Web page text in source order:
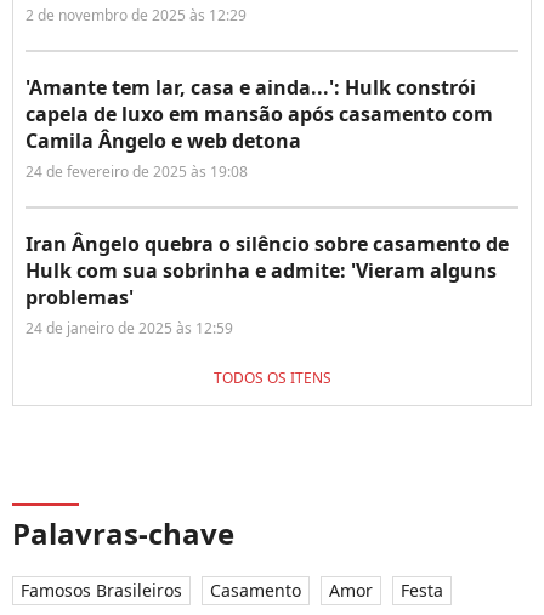
2 de novembro de 2025 às 12:29
'Amante tem lar, casa e ainda...': Hulk constrói
capela de luxo em mansão após casamento com
Camila Ângelo e web detona
24 de fevereiro de 2025 às 19:08
Iran Ângelo quebra o silêncio sobre casamento de
Hulk com sua sobrinha e admite: 'Vieram alguns
problemas'
24 de janeiro de 2025 às 12:59
TODOS OS ITENS
Palavras-chave
Famosos Brasileiros Casamento Amor
Festa